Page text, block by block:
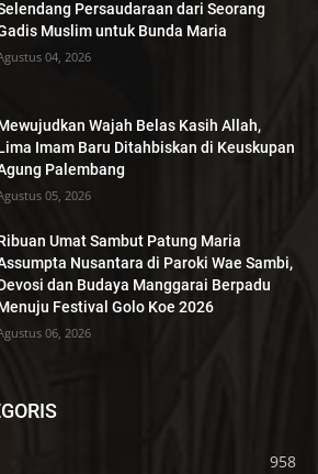
Persaudaraan dari Seorang
Muslim untuk Bunda Maria
04, 2026
Wajah Belas Kasih Allah,
Imam Baru Ditahbiskan di Keuskupan
Palembang
05, 2026
Umat Sambut Patung Maria
Nusantara di Paroki Wae Sambi,
dan Budaya Manggarai Berpadu
Festival Golo Koe 2026
06, 2026
958